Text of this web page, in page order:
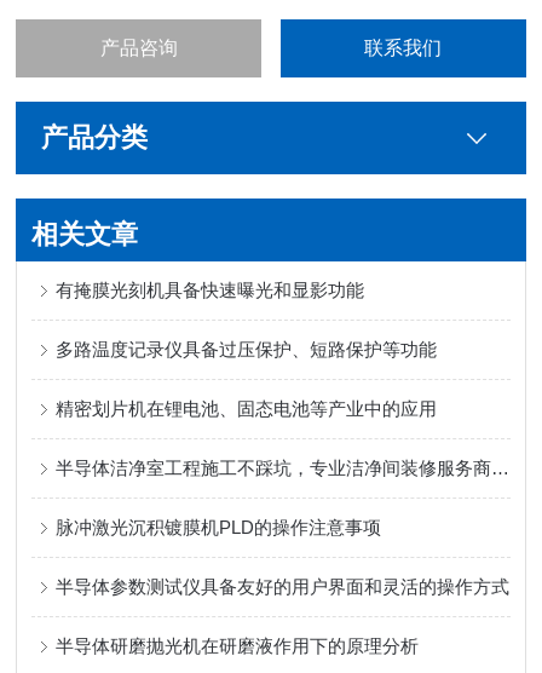
产品咨询 联系我们
产品分类
相关文章
有掩膜光刻机具备快速曝光和显影功能
多路温度记录仪具备过压保护、短路保护等功能
精密划片机在锂电池、固态电池等产业中的应用
半导体洁净室工程施工不踩坑，专业洁净间装修服务商推荐
脉冲激光沉积镀膜机PLD的操作注意事项
半导体参数测试仪具备友好的用户界面和灵活的操作方式
半导体研磨抛光机在研磨液作用下的原理分析